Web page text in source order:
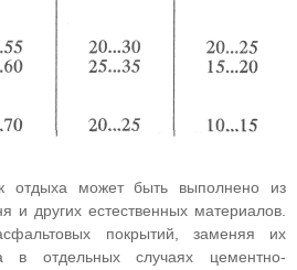
отдыха может быть выполнено из
и других естественных материалов.
покрытий, заменяя их
а в отдельных случаях цементно-